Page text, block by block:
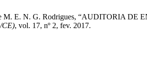
M. E. N. G. Rodrigues, “AUDITORIA
CE), vol. 17, nº 2, fev. 2017.